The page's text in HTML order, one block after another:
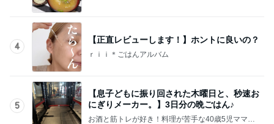
4
【正直レビューします！】ホントに良いの？
ｒｉｉ＊ごはんアルバム
5
【息子どもに振り回された木曜日と、秒速お
にぎりメーカー。】3日分の晩ごはん♪
お酒と筋トレが好き！料理が苦手な40歳5児ママ主